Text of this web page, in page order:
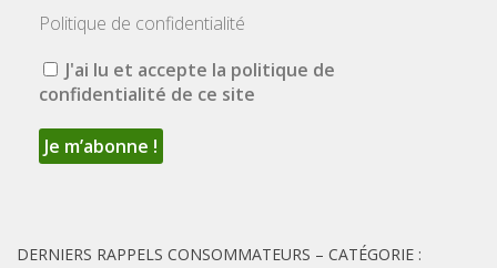
Politique de confidentialité
J'ai lu et accepte la politique de
confidentialité de ce site
DERNIERS RAPPELS CONSOMMATEURS – CATÉGORIE :